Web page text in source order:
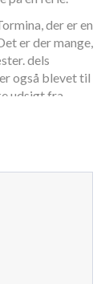
der er en
er der mange,
dels
også blevet til
udsigt fra
berømt
er byen
af skalaen, er
derfor mange
af de moderne
alt ti i
der udlejes